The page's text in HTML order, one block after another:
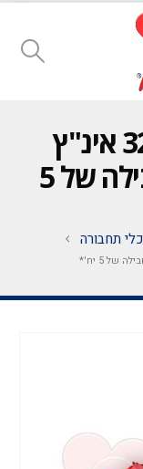
מיילר מערבל בטון 32 אינ"ץ
*מגיע בסיטונאות חבילה של 5
כלי תחבורה